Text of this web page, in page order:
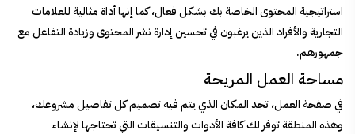
استراتيجية المحتوى الخاصة بك بشكل فعال، كما إنها أداة مثالية للعلامات
التجارية والأفراد الذين يرغبون في تحسين إدارة نشر المحتوى وزيادة التفاعل مع
جمهورهم.
مساحة العمل المريحة
في صفحة العمل، تجد المكان الذي يتم فيه تصميم كل تفاصيل مشروعك،
وهذه المنطقة توفر لك كافة الأدوات والتنسيقات التي تحتاجها لإنشاء